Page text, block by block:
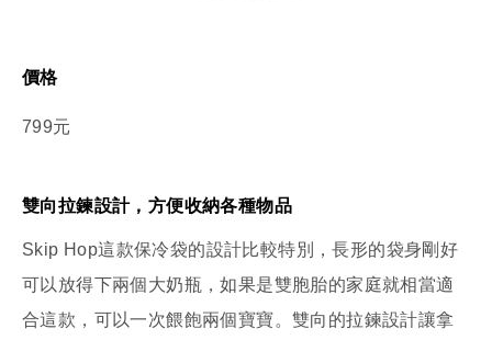
價格
799元
雙向拉鍊設計，方便收納各種物品
Skip Hop這款保冷袋的設計比較特別，長形的袋身剛好
可以放得下兩個大奶瓶，如果是雙胞胎的家庭就相當適
合這款，可以一次餵飽兩個寶寶。雙向的拉鍊設計讓拿